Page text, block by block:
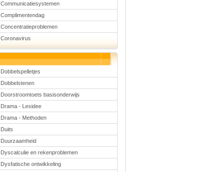
Communicatiesystemen
Complimentendag
Concentratieproblemen
Coronavirus
Dobbelspelletjes
Dobbelstenen
Doorstroomtoets basisonderwijs
Drama - Lesidee
Drama - Methoden
Duits
Duurzaamheid
Dyscalculie en rekenproblemen
Dysfatische ontwikkeling